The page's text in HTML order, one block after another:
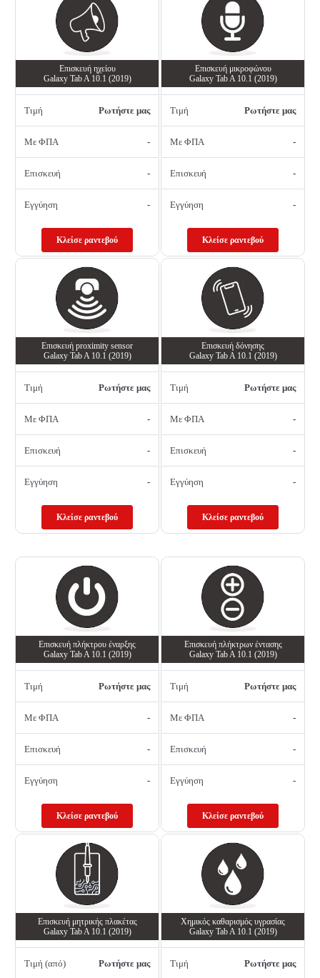
Επισκευή ηχείου
Galaxy Tab A 10.1 (2019)
Τιμή Ρωτήστε μας
Με ΦΠΑ -
Επισκευή -
Εγγύηση -
Κλείσε ραντεβού
Επισκευή μικροφώνου
Galaxy Tab A 10.1 (2019)
Τιμή Ρωτήστε μας
Με ΦΠΑ -
Επισκευή -
Εγγύηση -
Κλείσε ραντεβού
Επισκευή proximity sensor
Galaxy Tab A 10.1 (2019)
Τιμή Ρωτήστε μας
Με ΦΠΑ -
Επισκευή -
Εγγύηση -
Κλείσε ραντεβού
Επισκευή δόνησης
Galaxy Tab A 10.1 (2019)
Τιμή Ρωτήστε μας
Με ΦΠΑ -
Επισκευή -
Εγγύηση -
Κλείσε ραντεβού
Επισκευή πλήκτρου έναρξης
Galaxy Tab A 10.1 (2019)
Τιμή Ρωτήστε μας
Με ΦΠΑ -
Επισκευή -
Εγγύηση -
Κλείσε ραντεβού
Επισκευή πλήκτρων έντασης
Galaxy Tab A 10.1 (2019)
Τιμή Ρωτήστε μας
Με ΦΠΑ -
Επισκευή -
Εγγύηση -
Κλείσε ραντεβού
Επισκευή μητρικής πλακέτας
Galaxy Tab A 10.1 (2019)
Τιμή (από) Ρωτήστε μας
Χημικός καθαρισμός υγρασίας
Galaxy Tab A 10.1 (2019)
Τιμή Ρωτήστε μας